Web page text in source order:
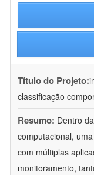
Título do Projeto:
classificação
Resumo: Dentro
computacional,
com múltiplas
monitoramento,